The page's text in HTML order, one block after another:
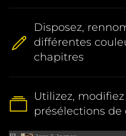
Disposez,
différentes
chapitres
Utilizez,
présélections de